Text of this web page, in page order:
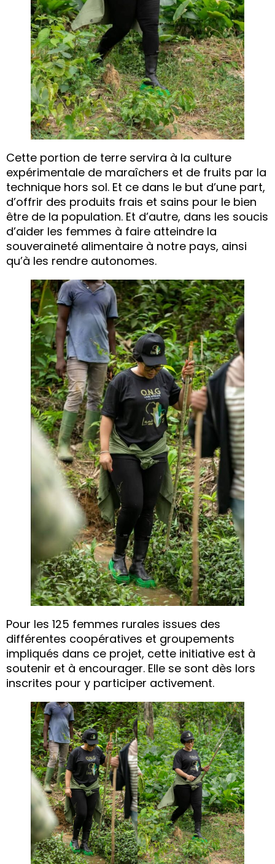
Cette portion de terre servira à la culture
expérimentale de maraîchers et de fruits par la
technique hors sol. Et ce dans le but d’une part,
d’offrir des produits frais et sains pour le bien
être de la population. Et d’autre, dans les soucis
d’aider les femmes à faire atteindre la
souveraineté alimentaire à notre pays, ainsi
qu’à les rendre autonomes.
Pour les 125 femmes rurales issues des
différentes coopératives et groupements
impliqués dans ce projet, cette initiative est à
soutenir et à encourager. Elle se sont dès lors
inscrites pour y participer activement.